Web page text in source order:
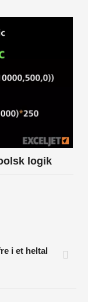
logik
i et heltal